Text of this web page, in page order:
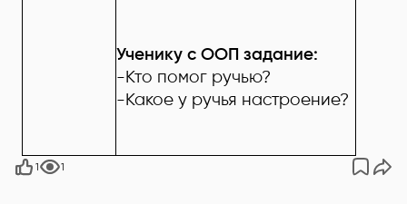
Ученику с ООП задание:
-Кто помог ручью?
-Какое у ручья настроение?
1 1